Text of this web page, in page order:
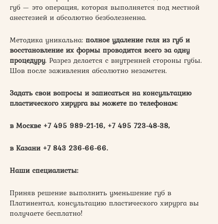
губ — это операция, которая выполняется под местной
анестезией и абсолютно безболезненна.
Методика уникальна: полное удаление геля из губ и
восстановление их формы проводится всего за одну
процедуру. Разрез делается с внутренней стороны губы.
Шов после заживления абсолютно незаметен.
Задать свои вопросы и записаться на консультацию
пластического хирурга вы можете по телефонам:
в Москве +7 495 989-21-16, +7 495 723-48-38,
в Казани +7 843 236-66-66.
Наши специалисты:
Приняв решение выполнить уменьшение губ в
Платинентал, консультацию пластического хирурга вы
получаете бесплатно!